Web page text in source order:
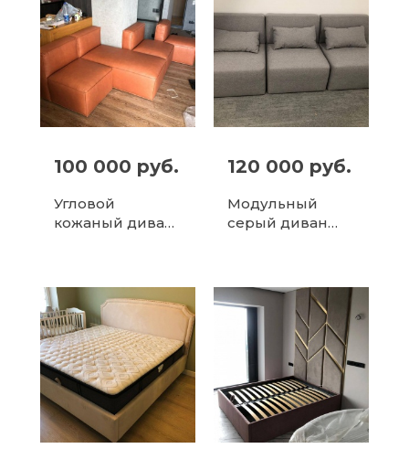
100 000 руб.
Угловой
кожаный диван
терракота.
120 000 руб.
Модульный
серый диван